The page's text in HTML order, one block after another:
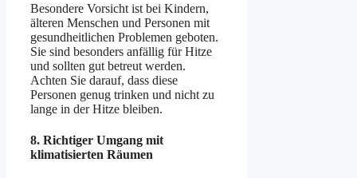
Besondere Vorsicht ist bei Kindern,
älteren Menschen und Personen mit
gesundheitlichen Problemen geboten.
Sie sind besonders anfällig für Hitze
und sollten gut betreut werden.
Achten Sie darauf, dass diese
Personen genug trinken und nicht zu
lange in der Hitze bleiben.
8. Richtiger Umgang mit
klimatisierten Räumen